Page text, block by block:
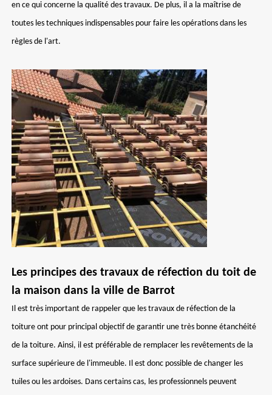
en ce qui concerne la qualité des travaux. De plus, il a la maîtrise de
toutes les techniques indispensables pour faire les opérations dans les
règles de l'art.
Les principes des travaux de réfection du toit de
la maison dans la ville de Barrot
Il est très important de rappeler que les travaux de réfection de la
toiture ont pour principal objectif de garantir une très bonne étanchéité
de la toiture. Ainsi, il est préférable de remplacer les revêtements de la
surface supérieure de l'immeuble. Il est donc possible de changer les
tuiles ou les ardoises. Dans certains cas, les professionnels peuvent